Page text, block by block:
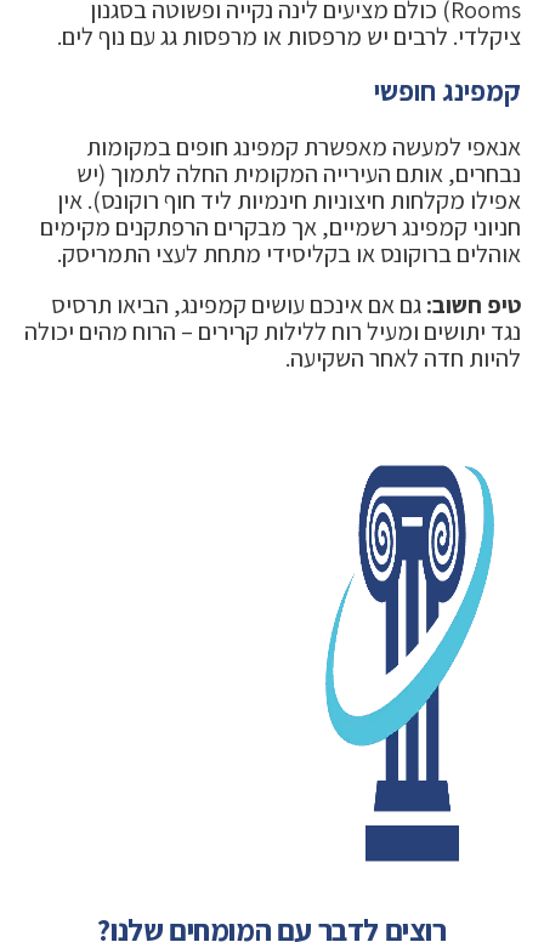
Rooms) כולם מציעים לינה נקייה ופשוטה בסגנון
ציקלדי. לרבים יש מרפסות או מרפסות גג עם נוף לים.
קמפינג חופשי
אנאפי למעשה מאפשרת קמפינג חופים במקומות
נבחרים, אותם העירייה המקומית החלה לתמוך (יש
אפילו מקלחות חיצוניות חינמיות ליד חוף רוקונס). אין
חניוני קמפינג רשמיים, אך מבקרים הרפתקנים מקימים
אוהלים ברוקונס או בקליסידי מתחת לעצי התמריסק.
טיפ חשוב:גם אם אינכם עושים קמפינג, הביאו תרסיס
נגד יתושים ומעיל רוח ללילות קרירים – הרוח מהים יכולה
להיות חדה לאחר השקיעה.
רוצים לדבר עם המומחים שלנו?